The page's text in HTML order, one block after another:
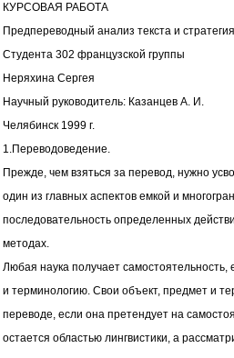
КУРСОВАЯ РАБОТА
Предпереводный анализ текста и
Студента 302 французской группы
Неряхина Сергея
Научный руководитель: Казанцев А. И.
Челябинск 1999 г.
1.Переводоведение.
Прежде, чем взяться за перевод, нужно
один из главных аспектов емкой и
последовательность определенных
методах.
Любая наука получает
и терминологию. Свои объект, предмет и
переводе, если она претендует на
остается областью лингвистики, а